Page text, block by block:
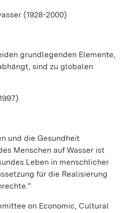
(1928-2000)
grundlegenden Elemente,
sind zu globalen
und die Gesundheit
Menschen auf Wasser ist
Leben in menschlicher
für die Realisierung
on Economic, Cultural